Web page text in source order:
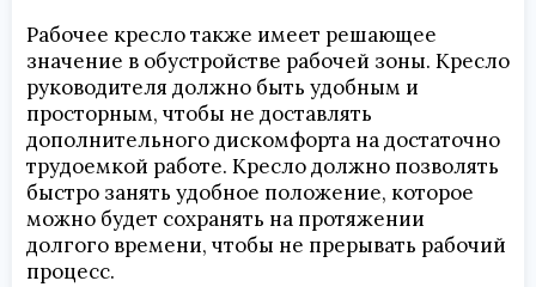
Рабочее кресло также имеет решающее
значение в обустройстве рабочей зоны. Кресло
руководителя должно быть удобным и
просторным, чтобы не доставлять
дополнительного дискомфорта на достаточно
трудоемкой работе. Кресло должно позволять
быстро занять удобное положение, которое
можно будет сохранять на протяжении
долгого времени, чтобы не прерывать рабочий
процесс.